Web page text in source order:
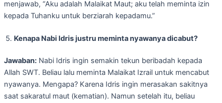
menjawab, “Aku adalah Malaikat Maut; aku telah meminta izin
kepada Tuhanku untuk berziarah kepadamu.”
Kenapa Nabi Idris justru meminta nyawanya dicabut?
Jawaban: Nabi Idris ingin semakin tekun beribadah kepada
Allah SWT. Beliau lalu meminta Malaikat Izrail untuk mencabut
nyawanya. Mengapa? Karena Idris ingin merasakan sakitnya
saat sakaratul maut (kematian). Namun setelah itu, beliau